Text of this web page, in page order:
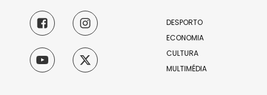
DESPORTO
ECONOMIA
CULTURA
MULTIMÉDIA